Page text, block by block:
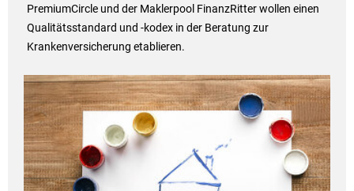
PremiumCircle und der Maklerpool FinanzRitter wollen einen
Qualitätsstandard und -kodex in der Beratung zur
Krankenversicherung etablieren.